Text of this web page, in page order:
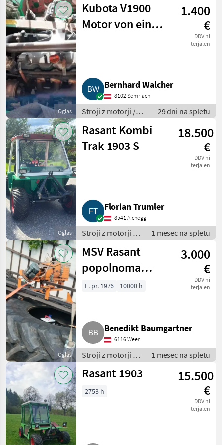
prekopalnik
Oglas
Kubota V1900
Motor von einem
1.400
€
DDV ni
terjalen
Bernhard Walcher
8102 Semriach
Stroji z motorji /
Transporter in
motorni
transporter
29 dni na spletu
Oglas
Rasant Kombi
Trak 1903 S
18.500
€
DDV ni
terjalen
Florian Trumler
8541 Aichegg
Stroji z motorji /
Dvoosni kosilnik
1 mesec na spletu
Oglas
MSV Rasant
popolnoma
avtomatski
3.000
€
DDV ni
terjalen
L. pr. 1976 10000 h
Benedikt Baumgartner
6116 Weer
Stroji z motorji /
Motorna
kosilnica/
1 mesec na spletu
Rasant 1903
15.500
€
DDV ni
terjalen
2753 h